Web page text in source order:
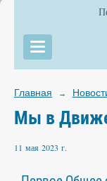
Главная →
Мы в
11 мая 2023 г.